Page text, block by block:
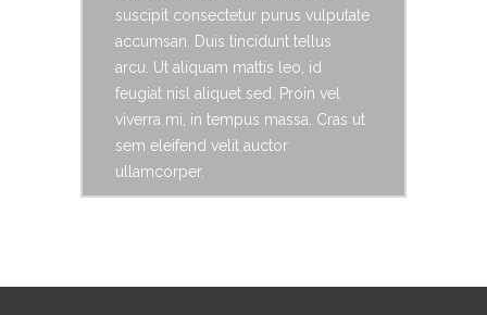
suscipit consectetur purus vulputate
accumsan. Duis tincidunt tellus
arcu. Ut aliquam mattis leo, id
feugiat nisl aliquet sed. Proin vel
viverra mi, in tempus massa. Cras ut
sem eleifend velit auctor
ullamcorper.